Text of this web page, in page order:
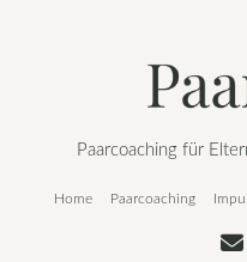
Paarcoaching für
Home Paarcoaching